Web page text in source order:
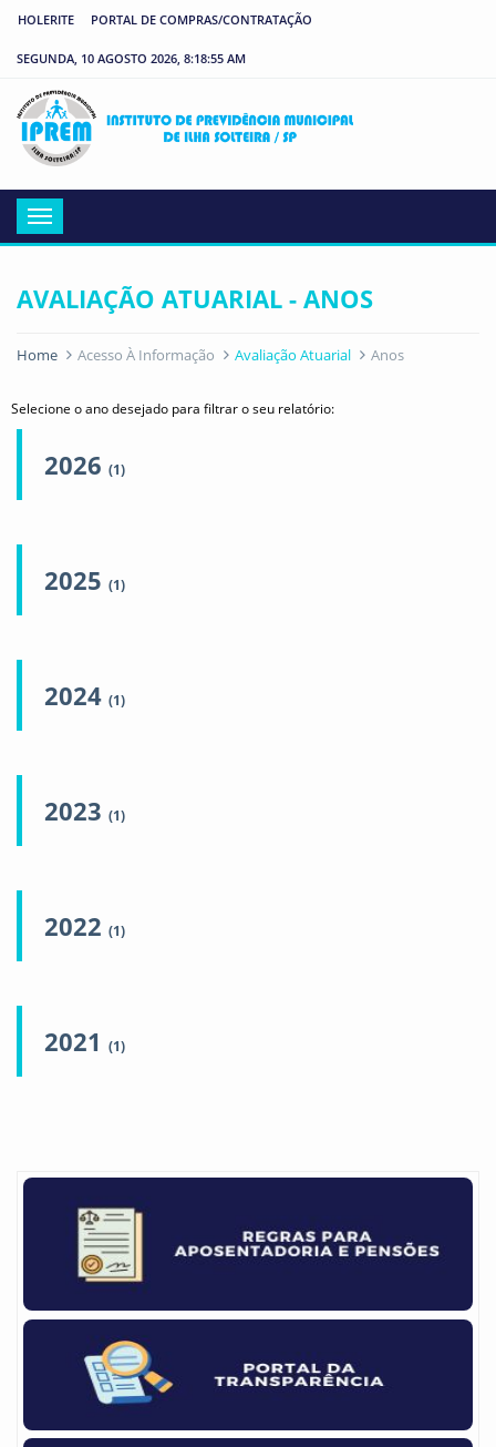
HOLERITE PORTAL DE COMPRAS/CONTRATAÇÃO
SEGUNDA, 10 AGOSTO 2026, 8:18:55 AM
Menu
AVALIAÇÃO ATUARIAL - ANOS
Home Acesso À Informação Avaliação Atuarial Anos
Selecione o ano desejado para filtrar o seu relatório:
2026 (1)
2025 (1)
2024 (1)
2023 (1)
2022 (1)
2021 (1)